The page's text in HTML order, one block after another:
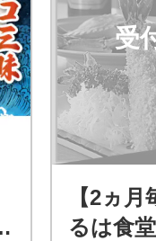
受
【2ヵ
るは食